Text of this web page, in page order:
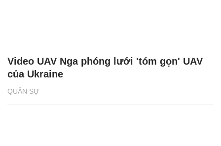
QUÂN SỰ
Video UAV Nga phóng lưới 'tóm gọn' UAV
của Ukraine